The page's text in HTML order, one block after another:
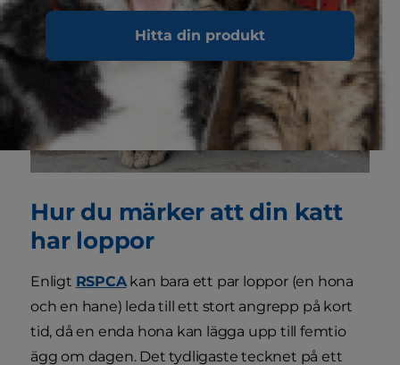
Hitta din produkt
Hur du märker att din katt
har loppor
Enligt RSPCAkan bara ett par loppor (en hona
och en hane) leda till ett stort angrepp på kort
tid, då en enda hona kan lägga upp till femtio
ägg om dagen. Det tydligaste tecknet på ett